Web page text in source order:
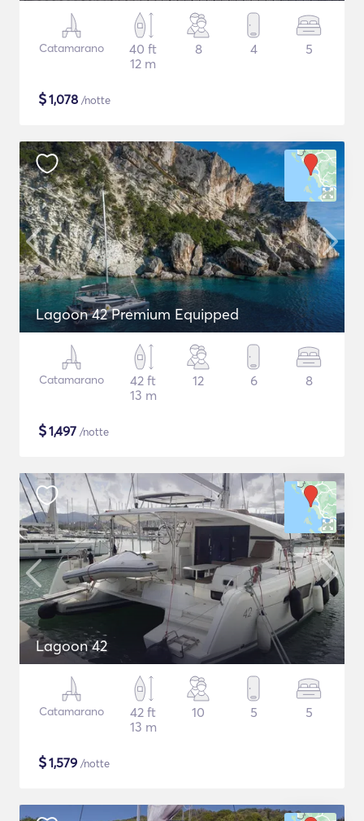
Catamarano
40 ft
12 m
8 4 5
$1,078 /notte
Lagoon 42 Premium Equipped
Catamarano
42 ft
13 m
12 6 8
$1,497 /notte
Lagoon 42
Catamarano
42 ft
13 m
10 5 5
$1,579 /notte